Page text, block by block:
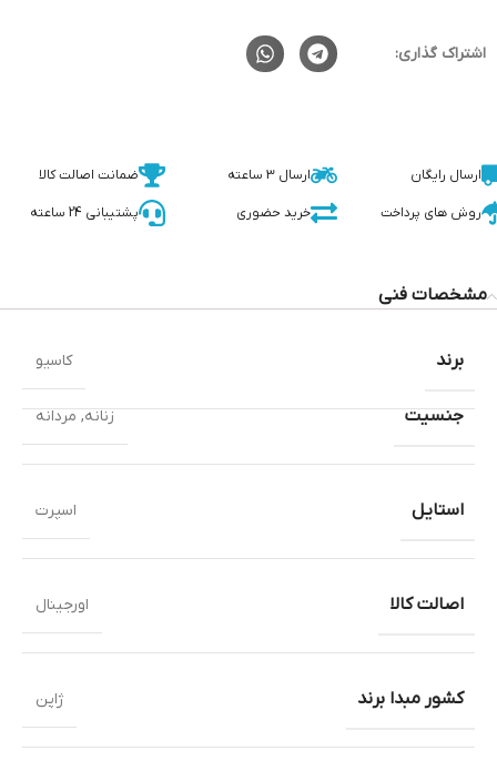
اشتراک گذاری:
ارسال رایگان ارسال 3 ساعته ضمانت اصالت کالا
روش های پرداخت خرید حضوری پشتیبانی 24 ساعته
مشخصات فنی
جنسیت زنانه,مردانه
استایل اسپرت
اصالت کالا اورجینال
کشور مبدا برند ژاپن
برند کاسیو